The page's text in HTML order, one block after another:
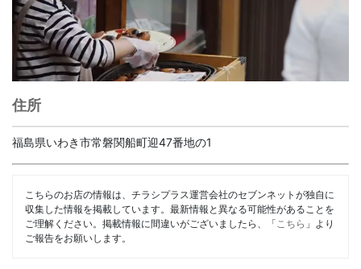
住所
福島県いわき市常磐関船町迎47番地の1
こちらのお店の情報は、チラシプラス運営会社のセブンネットが独自に
収集した情報を掲載しています。最新情報と異なる可能性があることを
ご理解ください。掲載情報に間違いがございましたら、「 こちら 」より
ご報告をお願いします。